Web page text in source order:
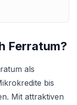
Ferratum?
als
bis
Mit attraktiven